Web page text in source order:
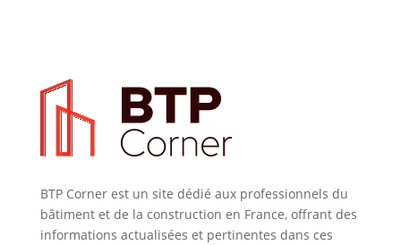
BTP Corner est un site dédié aux professionnels du
bâtiment et de la construction en France, offrant des
informations actualisées et pertinentes dans ces